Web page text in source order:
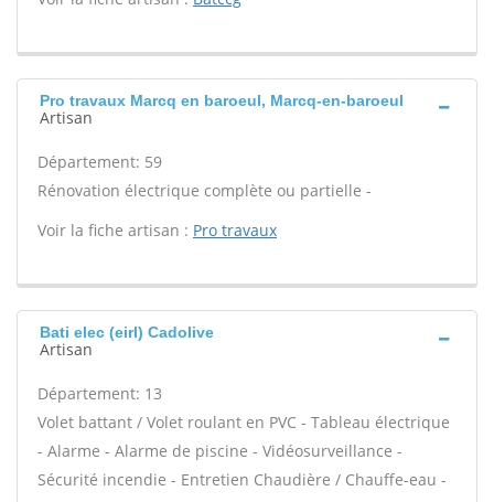
Pro travaux Marcq en baroeul, Marcq-en-baroeul
Artisan
Département: 59
Rénovation électrique complète ou partielle -
Voir la fiche artisan : Pro travaux
Bati elec (eirl) Cadolive
Artisan
Département: 13
Volet battant / Volet roulant en PVC - Tableau électrique
- Alarme - Alarme de piscine - Vidéosurveillance -
Sécurité incendie - Entretien Chaudière / Chauffe-eau -